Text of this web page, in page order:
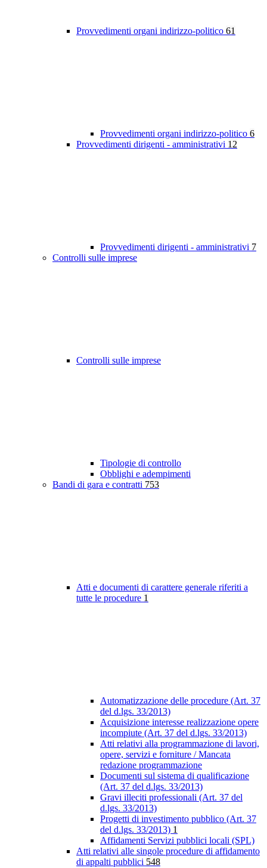
Provvedimenti organi indirizzo-politico 61
Provvedimenti organi indirizzo-politico 6
Provvedimenti dirigenti - amministrativi 12
Provvedimenti dirigenti - amministrativi 7
Controlli sulle imprese
Controlli sulle imprese
Tipologie di controllo
Obblighi e adempimenti
Bandi di gara e contratti 753
Atti e documenti di carattere generale riferiti a
tutte le procedure 1
Automatizzazione delle procedure (Art. 37
del d.lgs. 33/2013)
Acquisizione interesse realizzazione opere
incompiute (Art. 37 del d.lgs. 33/2013)
Atti relativi alla programmazione di lavori,
opere, servizi e forniture / Mancata
redazione programmazione
Documenti sul sistema di qualificazione
(Art. 37 del d.lgs. 33/2013)
Gravi illeciti professionali (Art. 37 del
d.lgs. 33/2013)
Progetti di investimento pubblico (Art. 37
del d.lgs. 33/2013) 1
Affidamenti Servizi pubblici locali (SPL)
Atti relativi alle singole procedure di affidamento
di appalti pubblici 548